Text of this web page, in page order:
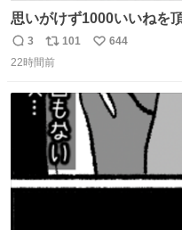
思いがけず1000いいねを頂きました。
たの旅は誰も保証してく
ワガママを受け入れてく
言え。 以上、乗り鉄
返
信
3
リ
ポ
ト
数
101
い
数
644
22時間前